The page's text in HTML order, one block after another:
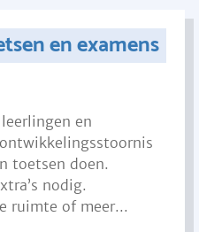
en examens
en
toetsen doen.
nodig.
ruimte of meer...